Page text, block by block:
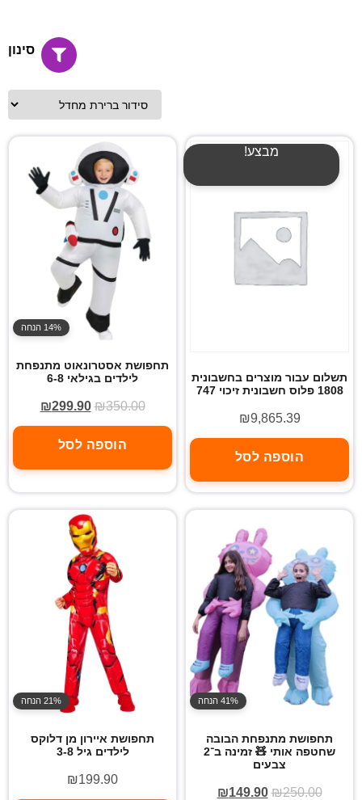
סינון
מבצע!
תשלום עבור מוצרים בחשבונית
1808 פלוס חשבונית זיכוי 747
₪9,865.39
הוספה לסל
14% הנחה
תחפושת אסטרונאוט מתנפחת
לילדים בגילאי 6-8
₪350.00
₪299.90
הוספה לסל
41% הנחה
תחפושת מתנפחת הבובה
שחטפה אותי 🧸 זמינה ב־2
צבעים
₪250.00
₪149.90
21% הנחה
תחפושת איירון מן דלוקס
לילדים גיל 3-8
₪199.90